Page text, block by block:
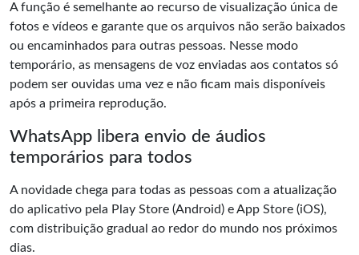
A função é semelhante ao recurso de visualização única de
fotos e vídeos e garante que os arquivos não serão baixados
ou encaminhados para outras pessoas. Nesse modo
temporário, as mensagens de voz enviadas aos contatos só
podem ser ouvidas uma vez e não ficam mais disponíveis
após a primeira reprodução.
WhatsApp libera envio de áudios
temporários para todos
A novidade chega para todas as pessoas com a atualização
do aplicativo pela Play Store (Android) e App Store (iOS),
com distribuição gradual ao redor do mundo nos próximos
dias.